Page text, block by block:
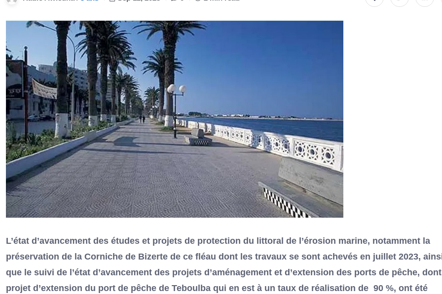
L’état d’avancement des études et projets de protection du littoral de l’érosion marine, notamment la
préservation de la Corniche de Bizerte de ce fléau dont les travaux se sont achevés en juillet 2023,
que le suivi de l’état d’avancement des projets d’aménagement et d’extension des ports de pêche,
projet d’extension du port de pêche de Teboulba qui en est à un taux de réalisation de 90 %, ont été